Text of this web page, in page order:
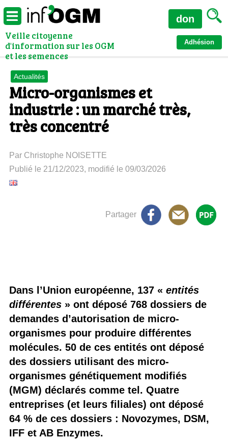
Veille citoyenne
d'information sur les OGM
et les semences
Adhésion
don
Actualités
Micro-organismes et
industrie : un marché très,
très concentré
Par Christophe NOISETTE
Publié le 21/12/2023, modifié le 09/03/2026
Partager
Dans l’Union européenne, 137 « entités
différentes» ont déposé 768 dossiers de
demandes d’autorisation de micro-
organismes pour produire différentes
molécules. 50 de ces entités ont déposé
des dossiers utilisant des micro-
organismes génétiquement modifiés
(MGM) déclarés comme tel. Quatre
entreprises (et leurs filiales) ont déposé
64 % de ces dossiers : Novozymes, DSM,
IFF et AB Enzymes.